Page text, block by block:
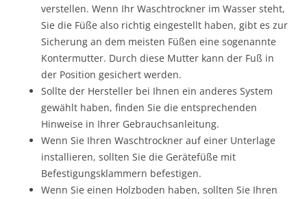
verstellen. Wenn Ihr Waschtrockner im Wasser steht,
Sie die Füße also richtig eingestellt haben, gibt es zur
Sicherung an dem meisten Füßen eine sogenannte
Kontermutter. Durch diese Mutter kann der Fuß in
der Position gesichert werden.
Sollte der Hersteller bei Ihnen ein anderes System
gewählt haben, finden Sie die entsprechenden
Hinweise in Ihrer Gebrauchsanleitung.
Wenn Sie Ihren Waschtrockner auf einer Unterlage
installieren, sollten Sie die Gerätefüße mit
Befestigungsklammern befestigen.
Wenn Sie einen Holzboden haben, sollten Sie Ihren